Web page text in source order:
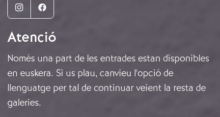
InstagramFacebook
Atenció
Només una part de les entrades estan disponibles
en euskera. Si us plau, canvieu l'opció de
llenguatge per tal de continuar veient la resta de
galeries.